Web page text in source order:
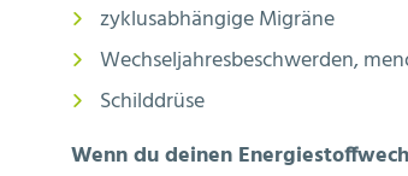
zyklusabhängige Migräne
Wechseljahresbeschwerden,
Schilddrüse
Wenn du deinen